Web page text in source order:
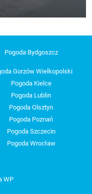
Pogoda Bydgoszcz
Gorzów Wielkopolski
Pogoda Kielce
Pogoda Lublin
Pogoda Olsztyn
Pogoda Poznań
Pogoda Szczecin
Pogoda Wrocław
WP